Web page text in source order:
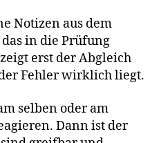
Notizen aus dem
in die Prüfung
erst der Abgleich
Fehler wirklich liegt.
selben oder am
Dann ist der